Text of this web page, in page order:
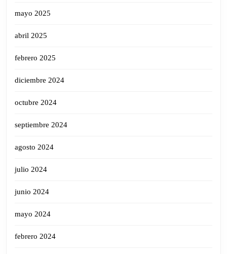
mayo 2025
abril 2025
febrero 2025
diciembre 2024
octubre 2024
septiembre 2024
agosto 2024
julio 2024
junio 2024
mayo 2024
febrero 2024